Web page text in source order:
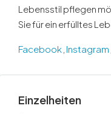
Lebensstil pflegen
Sie für ein erfülltes
Facebook Instagram
Einzelheiten